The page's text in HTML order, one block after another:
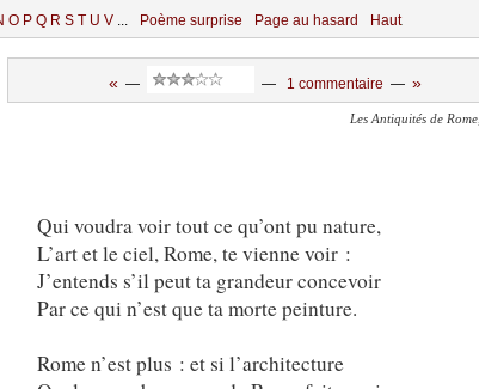
O P Q R S T U V ... Poème surprise Page au hasard Haut
« — — 1 commentaire — »
Les Antiquités de Rome
Qui voudra voir tout ce qu’ont pu nature,
L’art et le ciel, Rome, te vienne voir :
J’entends s’il peut ta grandeur concevoir
Par ce qui n’est que ta morte peinture.
Rome n’est plus : et si l’architecture